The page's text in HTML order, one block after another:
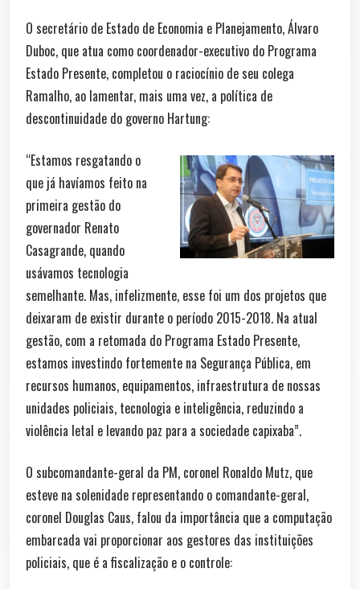
O secretário de Estado de Economia e Planejamento, Álvaro
Duboc, que atua como coordenador-executivo do Programa
Estado Presente, completou o raciocínio de seu colega
Ramalho, ao lamentar, mais uma vez, a política de
descontinuidade do governo Hartung:
“Estamos resgatando o
que já havíamos feito na
primeira gestão do
governador Renato
Casagrande, quando
usávamos tecnologia
semelhante. Mas, infelizmente, esse foi um dos projetos que
deixaram de existir durante o período 2015-2018. Na atual
gestão, com a retomada do Programa Estado Presente,
estamos investindo fortemente na Segurança Pública, em
recursos humanos, equipamentos, infraestrutura de nossas
unidades policiais, tecnologia e inteligência, reduzindo a
violência letal e levando paz para a sociedade capixaba”.
O subcomandante-geral da PM, coronel Ronaldo Mutz, que
esteve na solenidade representando o comandante-geral,
coronel Douglas Caus, falou da importância que a computação
embarcada vai proporcionar aos gestores das instituições
policiais, que é a fiscalização e o controle: